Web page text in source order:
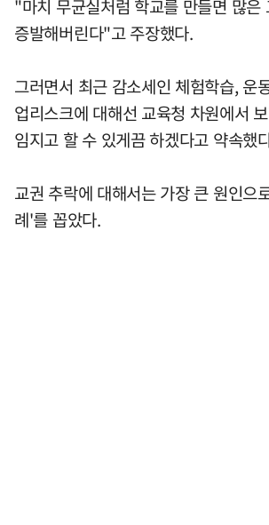
"마치 무균실처럼 학교를 만들면 많은
증발해버린다"고 주장했다.
그러면서 최근 감소세인 체험학습, 운
업리스크에 대해선 교육청 차원에서
임지고 할 수 있게끔 하겠다고 약속했
교권 추락에 대해서는 가장 큰 원인으
례'를 꼽았다.